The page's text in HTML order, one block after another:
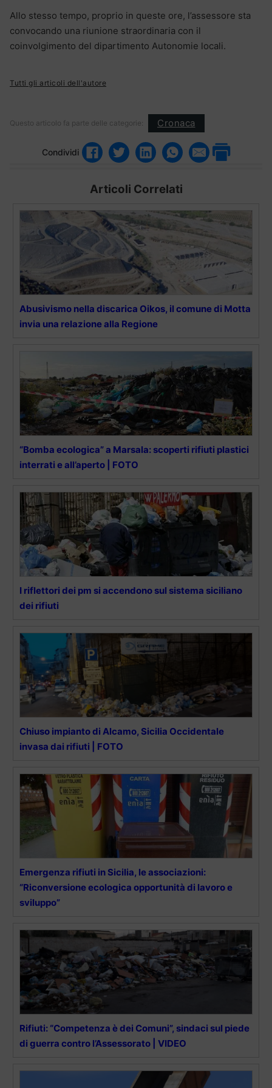
Allo stesso tempo, proprio in queste ore, l’assessore sta
convocando una riunione straordinaria con il
coinvolgimento del dipartimento Autonomie locali.
Tutti gli articoli dell'autore
Questo articolo fa parte delle categorie: Cronaca
Condividi
Articoli Correlati
Abusivismo nella discarica Oikos, il comune di Motta
invia una relazione alla Regione
“Bomba ecologica” a Marsala: scoperti rifiuti plastici
interrati e all’aperto | FOTO
I riflettori dei pm si accendono sul sistema siciliano
dei rifiuti
Chiuso impianto di Alcamo, Sicilia Occidentale
invasa dai rifiuti | FOTO
Emergenza rifiuti in Sicilia, le associazioni:
“Riconversione ecologica opportunità di lavoro e
sviluppo”
Rifiuti: “Competenza è dei Comuni”, sindaci sul piede
di guerra contro l’Assessorato | VIDEO